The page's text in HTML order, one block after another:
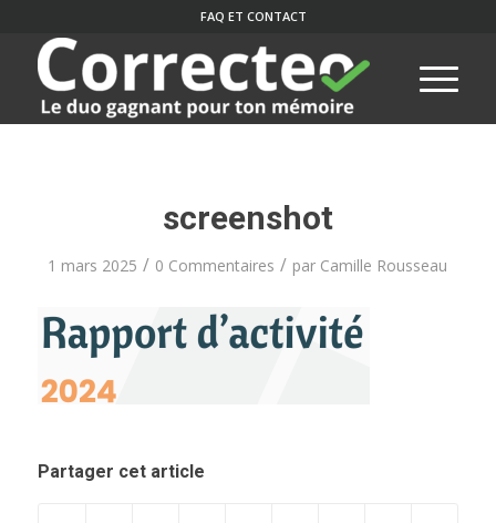
FAQ ET CONTACT
screenshot
1 mars 2025 / 0 Commentaires / par Camille Rousseau
Partager cet article